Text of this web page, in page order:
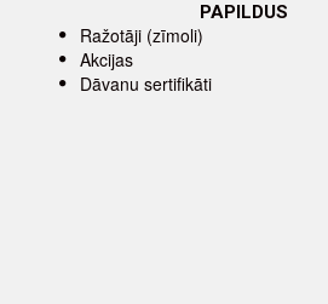
PAPILDUS
Ražotāji (zīmoli)
Akcijas
Dāvanu sertifikāti